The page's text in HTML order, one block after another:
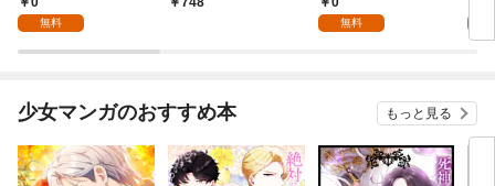
すが、不仲な騎士が離
話
無料
獣の卵を孵したら帝国
無料
少女マンガのおすすめ本 もっと見る